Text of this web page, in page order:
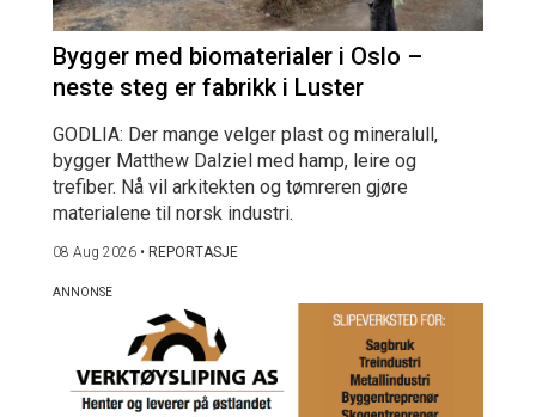
Bygger med biomaterialer i Oslo –
neste steg er fabrikk i Luster
GODLIA: Der mange velger plast og mineralull,
bygger Matthew Dalziel med hamp, leire og
trefiber. Nå vil arkitekten og tømreren gjøre
materialene til norsk industri.
08 Aug 2026 • REPORTASJE